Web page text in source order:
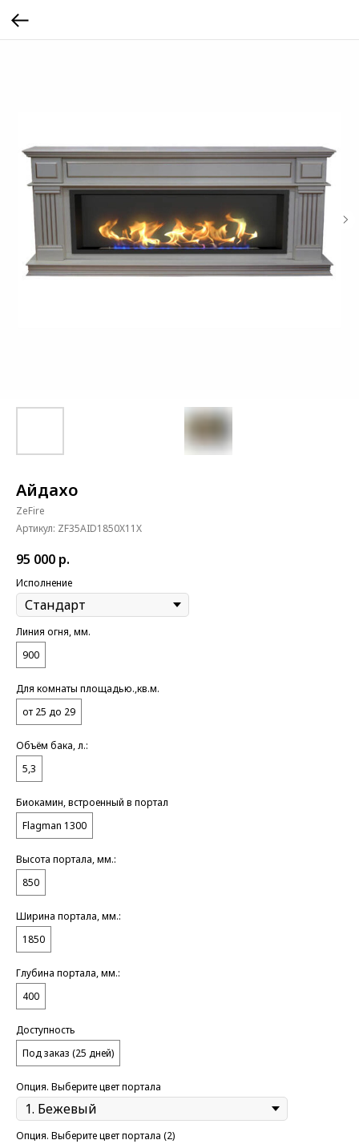
Айдахо
ZeFire
Артикул: ZF35AID1850X11X
95 000 р.
Исполнение
Линия огня, мм.
900
Для комнаты площадью.,кв.м.
от 25 до 29
Объём бака, л.:
5,3
Биокамин, встроенный в портал
Flagman 1300
Высота портала, мм.:
850
Ширина портала, мм.:
1850
Глубина портала, мм.:
400
Доступность
Под заказ (25 дней)
Опция. Выберите цвет портала
Опция. Выберите цвет портала (2)